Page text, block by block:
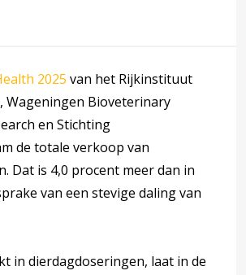
2025 van het Rijkinstituut
Wageningen Bioveterinary
en Stichting
de totale verkoop van
Dat is 4,0 procent meer dan in
van een stevige daling van
in dierdagdoseringen, laat in de